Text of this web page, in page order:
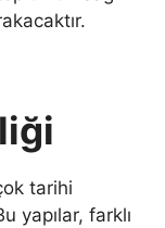
tarihi
yapılar, farklı